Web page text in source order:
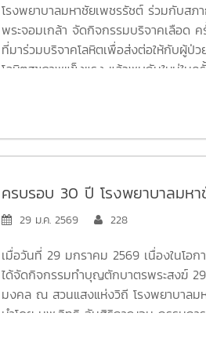
โรงพยาบาลมหาชัยเพชรรัชต์ ร่วมกับสภ
พระจอมเกล้า จัดกิจกรรมบริจาคเลือด
ที่มาร่วมบริจาคโลหิตเพื่อส่งต่อให้กับผู้ป่ว
โลหิตสุขภาพแข็งแรง แล้วพบกันใหม่ในค
ครบรอบ 30 ปี โรงพยาบาลมหา
29 ม.ค. 2569 228
เมื่อวันที่ 29 มกราคม 2569 เนื่องในโอ
ได้จัดกิจกรรมทำบุญตักบาตรพระสงฆ์
มงคล ณ สวนแสงแห่งวิถี โรงพยาบาลม
นำโดย นพ.อิทธิ ฉันศิริกาญจน กรรมก